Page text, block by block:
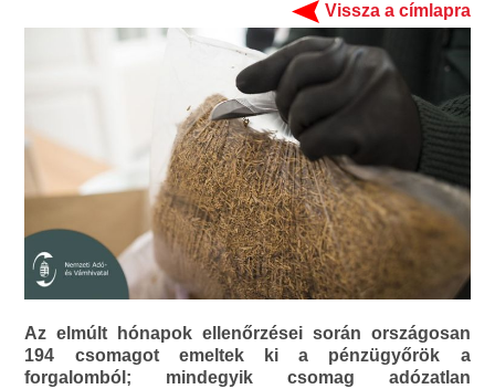
Vissza a címlapra
Az elmúlt hónapok ellenőrzései során országosan
194 csomagot emeltek ki a pénzügyőrök a
forgalomból; mindegyik csomag adózatlan